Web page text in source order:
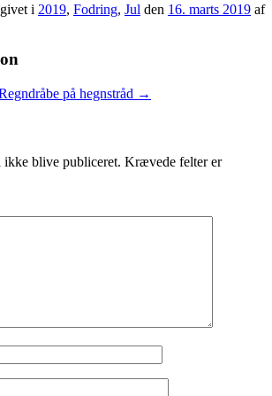
i 2019, Fodring, Jul den 16. marts 2019 af
på hegnstråd →
ikke blive publiceret. Krævede felter er